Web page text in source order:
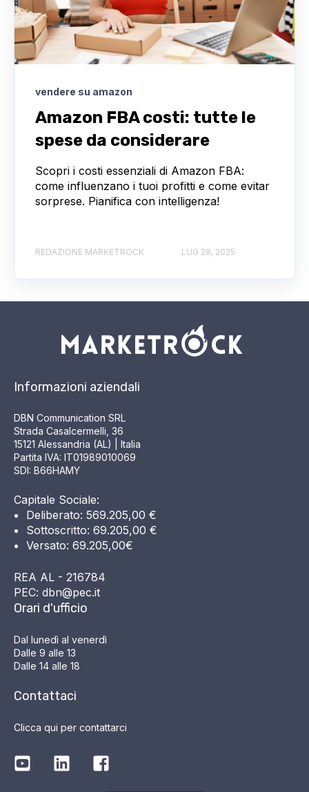
vendere su amazon
Amazon FBA costi: tutte le
spese da considerare
Scopri i costi essenziali di Amazon FBA:
come influenzano i tuoi profitti e come evitar
sorprese. Pianifica con intelligenza!
REDAZIONE MARKETROCK LUG 28, 2025
Informazioni aziendali
DBN Communication SRL
Strada Casalcermelli, 36
15121 Alessandria (AL) | Italia
Partita IVA: IT01989010069
SDI: B66HAMY
Capitale Sociale:
Deliberato: 569.205,00 €
Sottoscritto: 69.205,00 €
Versato: 69.205,00€
REA AL - 216784
PEC: dbn@pec.it
Orari d'ufficio
Dal lunedì al venerdì
Dalle 9 alle 13
Dalle 14 alle 18
Contattaci
Clicca qui per contattarci